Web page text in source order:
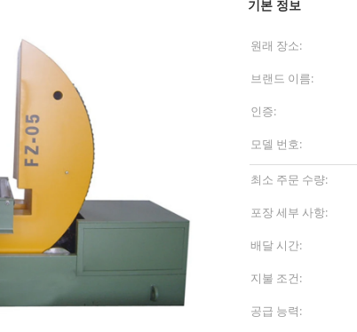
기본 정보
원래 장소:
브랜드 이름:
인증:
모델 번호:
최소 주문 수량:
포장 세부 사항:
배달 시간:
지불 조건:
공급 능력: